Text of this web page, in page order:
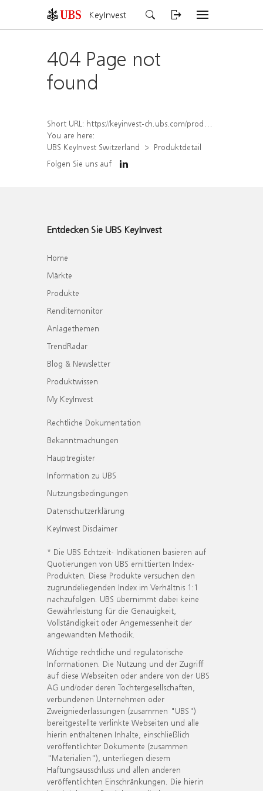
KeyInvest
404 Page not
found
Short URL: https://keyinvest-ch.ubs.com/produkt/detail/index/isin/CH1577913887
You are here:
UBS KeyInvest Switzerland
Produktdetail
Folgen Sie uns auf
Entdecken Sie UBS KeyInvest
Home
Märkte
Produkte
Renditemonitor
Anlagethemen
TrendRadar
Blog & Newsletter
Produktwissen
My KeyInvest
Rechtliche Dokumentation
Bekanntmachungen
Hauptregister
Information zu UBS
Nutzungsbedingungen
Datenschutzerklärung
KeyInvest Disclaimer
* Die UBS Echtzeit- Indikationen basieren auf
Quotierungen von UBS emittierten Index-
Produkten. Diese Produkte versuchen den
zugrundeliegenden Index im Verhältnis 1:1
nachzufolgen. UBS übernimmt dabei keine
Gewährleistung für die Genauigkeit,
Vollständigkeit oder Angemessenheit der
angewandten Methodik.
Wichtige rechtliche und regulatorische
Informationen. Die Nutzung und der Zugriff
auf diese Webseiten oder andere von der UBS
AG und/oder deren Tochtergesellschaften,
verbundenen Unternehmen oder
Zweigniederlassungen (zusammen "UBS")
bereitgestellte verlinkte Webseiten und alle
hierin enthaltenen Inhalte, einschließlich
veröffentlichter Dokumente (zusammen
"Materialien"), unterliegen diesem
Haftungsausschluss und allen anderen
veröffentlichten Einschränkungen. Die hierin